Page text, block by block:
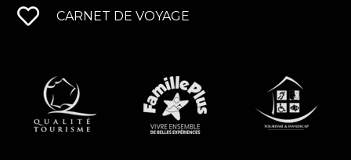
CARNET DE VOYAGE